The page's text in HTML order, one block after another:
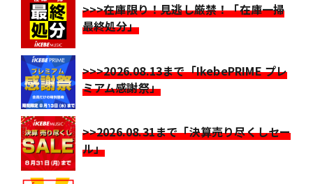
>>>在庫限り！見逃し厳禁！「在庫一掃
最終処分」
>>>2026.08.13まで「IkebePRIME プレ
ミアム感謝祭」
>>2026.08.31まで「決算売り尽くしセー
ル」